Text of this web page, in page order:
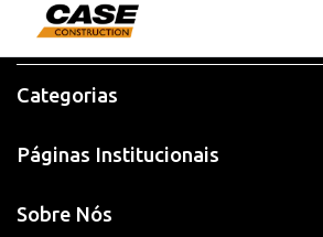
Categorias
Páginas Institucionais
Sobre Nós